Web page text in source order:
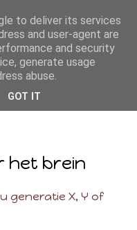
het brein
generatie X, Y of
to deliver its services
and user-agent are
and security
generate usage
abuse.
GOT IT